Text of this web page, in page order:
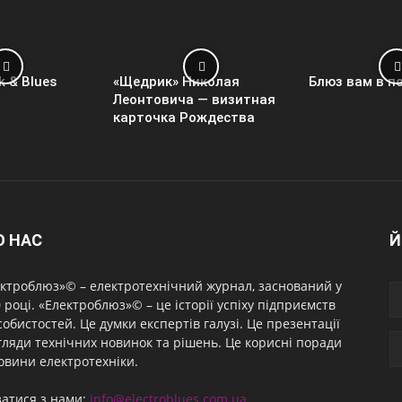
& Blues
«Щедрик» Николая
Леонтовича — визитная
карточка Рождества
Блюз вам в
НАС
– електротехнічний журнал, заснований у
«Електроблюз»© – це історії успіху підприємств
Це думки експертів галузі. Це презентації
технічних новинок та рішень. Це корисні поради
електротехніки.